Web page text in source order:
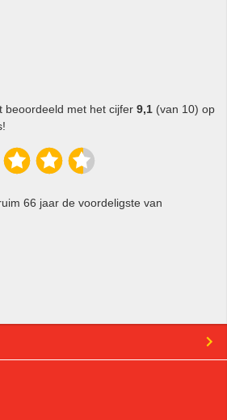
beoordeeld met het cijfer 9,1 (van 10) op
66 jaar de voordeligste van